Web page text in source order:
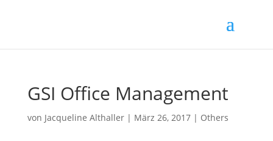
GSI Office Management
von Jacqueline Althaller| März 26, 2017| Others